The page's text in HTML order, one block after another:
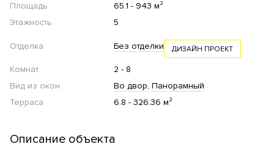
Площадь
65.1 - 943 м²
Этажность
5
Отделка Без отделки ДИЗАЙН ПРОЕКТ
Комнат
2 - 8
Вид из окон
Во двор Панорамный
Терраса
6.8 - 326.36 м²
Описание объекта